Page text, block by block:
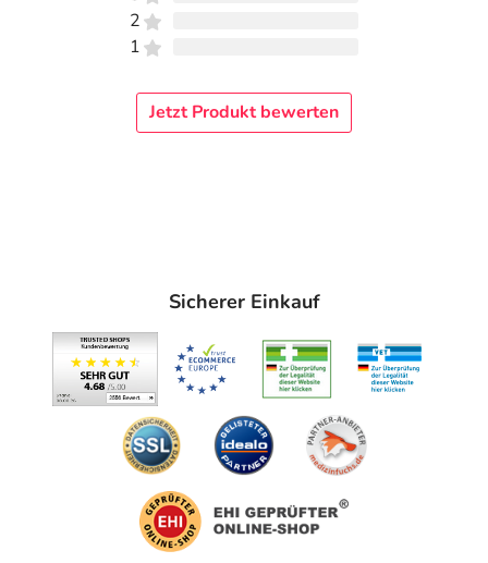
2
1
Jetzt Produkt bewerten
Sicherer Einkauf